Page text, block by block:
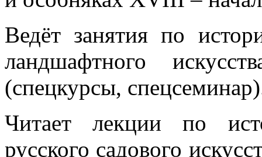
Ведёт занятия по
ландшафтного
(спецкурсы,
Читает лекции по
русского садового